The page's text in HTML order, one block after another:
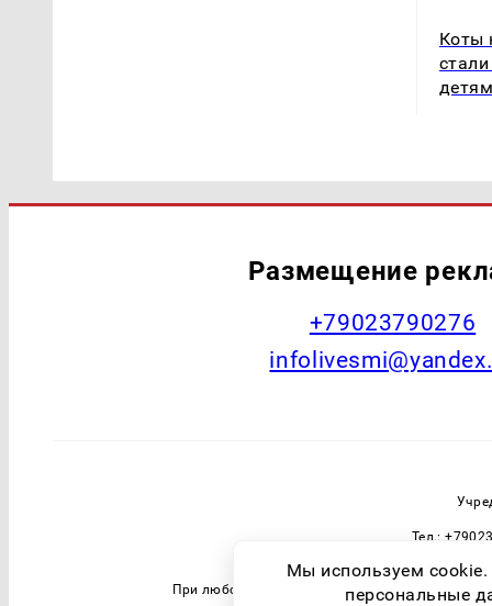
Коты
Размещение
+79023790276
Тел.:
При любом использовании материалов
Мы используем
персональные